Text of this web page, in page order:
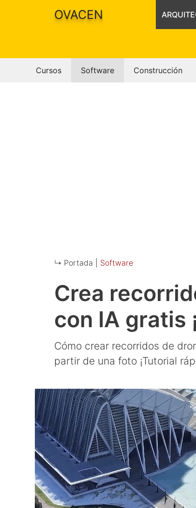
OVACEN
Cursos Software Construcción
↳ Portada | Software
Crea
con IA gratis
Cómo crear recorridos de
partir de una foto ¡Tutorial